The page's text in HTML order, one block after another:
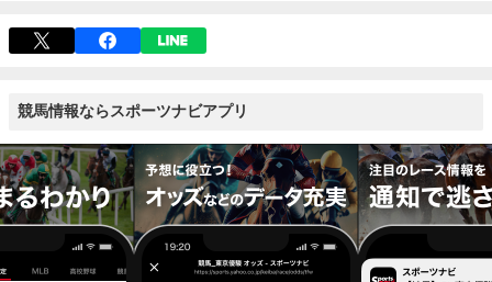
競馬情報ならスポーツナビアプリ